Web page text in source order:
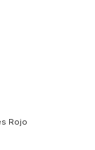
Rojo